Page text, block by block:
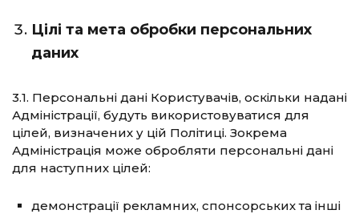
Цілі та мета обробки персональних
даних
3.1. Персональні дані Користувачів, оскільки надані
Адміністрації, будуть використовуватися для
цілей, визначених у цій Політиці. Зокрема
Адміністрація може обробляти персональні дані
для наступних цілей:
демонстрації рекламних, спонсорських та інші